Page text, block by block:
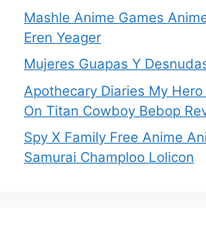
Mashle Anime Games
Eren Yeager
Mujeres Guapas Y
Apothecary Diaries My
On Titan Cowboy Bebop
Spy X Family Free Anime
Samurai Champloo Lolicon